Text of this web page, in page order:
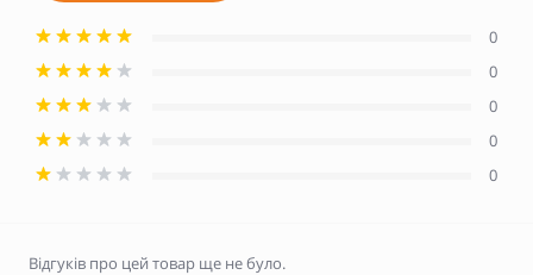
0
0
0
0
0
Відгуків про цей товар ще не було.